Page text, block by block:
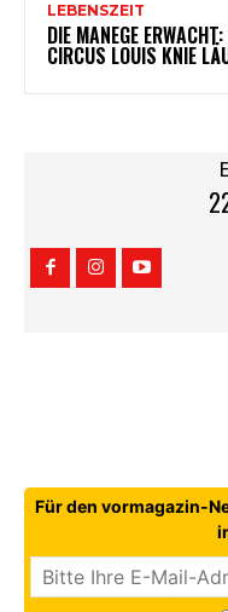
LEBENSZEIT
DIE MANEGE
CIRCUS LOUIS KNIE
Für den vormagazin-